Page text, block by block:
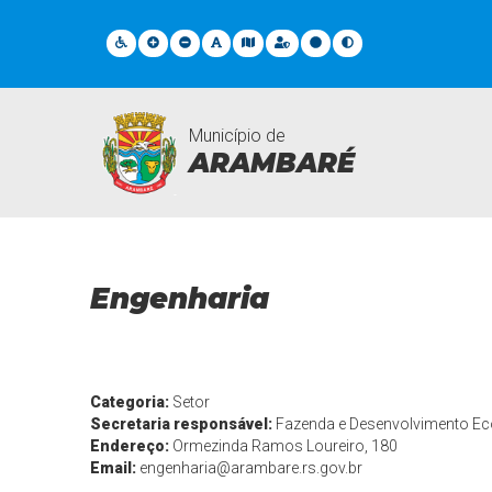
Município de
ARAMBARÉ
Departamentos
Engenharia
Categoria: Setor
Secretaria responsável: Fazenda e Desenvolvimento
Endereço: Ormezinda Ramos Loureiro, 180
Email: engenharia@arambare.rs.gov.br